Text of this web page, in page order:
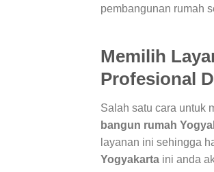
pembangunan rumah
Memilih
Profesional
Salah satu cara untuk
bangun rumah
layanan ini sehingga
Yogyakarta ini anda